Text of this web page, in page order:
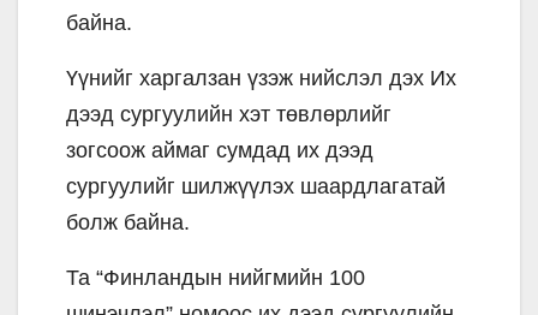
байна.
Үүнийг харгалзан үзэж нийслэл дэх Их
дээд сургуулийн хэт төвлөрлийг
зогсоож аймаг сумдад их дээд
сургуулийг шилжүүлэх шаардлагатай
болж байна.
Та “Финландын нийгмийн 100